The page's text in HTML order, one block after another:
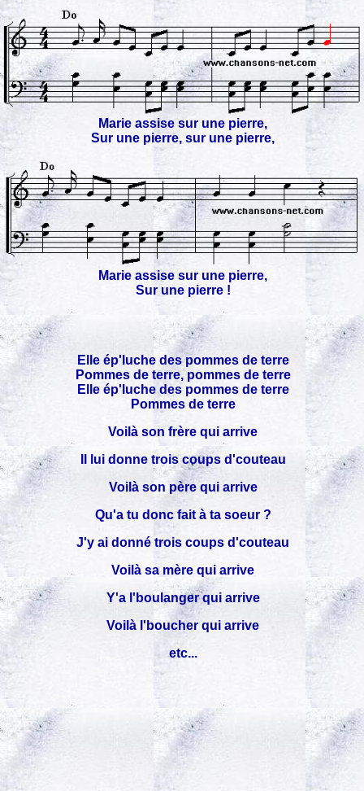
Marie assise sur une pierre,
Sur une pierre, sur une pierre,
Marie assise sur une pierre,
Sur une pierre !
Elle ép'luche des pommes de terre
Pommes de terre, pommes de terre
Elle ép'luche des pommes de terre
Pommes de terre
Voilà son frère qui arrive
Il lui donne trois coups d'couteau
Voilà son père qui arrive
Qu'a tu donc fait à ta soeur ?
J'y ai donné trois coups d'couteau
Voilà sa mère qui arrive
Y'a l'boulanger qui arrive
Voilà l'boucher qui arrive
etc...